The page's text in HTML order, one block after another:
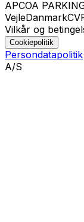
APCOA
VejleDanmark
Vilkår og
Cookiepolitik
Persondatapolitik
A/S